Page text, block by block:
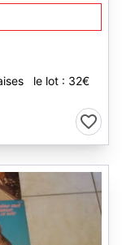
le lot : 32€